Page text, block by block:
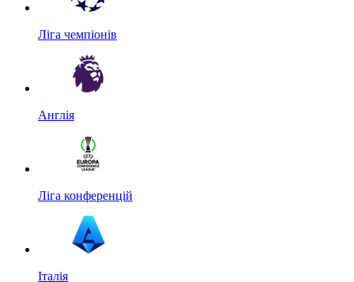
Ліга чемпіонів
Англія
Ліга конференцій
Італія